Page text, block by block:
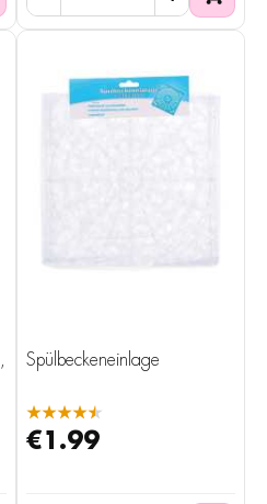
Spülbeckeneinlage
★★★★★
€1.99